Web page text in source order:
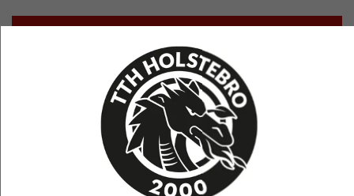
RELATEREDE PRODUKTER